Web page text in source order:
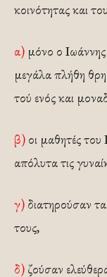
κοινότητας και
α) μόνο ο
μεγάλα πλήθη
τού ενός και
β) οι μαθητές
απόλυτα τις
γ) διατηρούσαν
τους,
δ) ζούσαν